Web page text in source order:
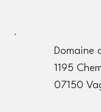
Domaine
1195
07150